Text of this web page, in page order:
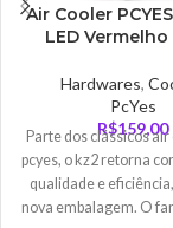
Air Cooler
LED Vermelho
Hardwares,
PcYes
R$159,00
Parte dos clássicos
pcyes, o kz2 retorna
qualidade e
nova embalagem. O